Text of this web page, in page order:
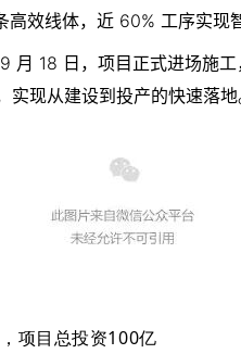
效线体，近 60% 工序实现
月 18 日，项目正式进场施
实现从建设到投产的快速落地
项目总投资100亿